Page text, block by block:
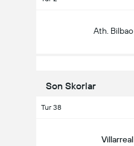
Ath. Bilbao
Son Skorlar
Tur 38
Villarreal